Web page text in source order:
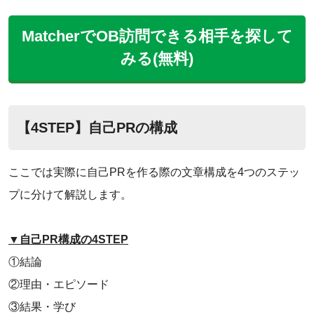
MatcherでOB訪問できる相手を探して
みる(無料)
【4STEP】自己PRの構成
ここでは実際に自己PRを作る際の文章構成を4つのステッ
プに分けて解説します。
▼自己PR構成の4STEP
①結論
②理由・エピソード
③結果・学び